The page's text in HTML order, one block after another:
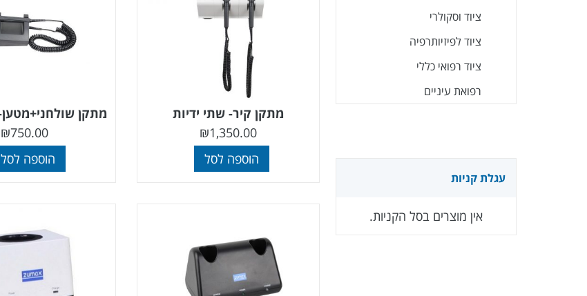
מתקן קיר- שתי ידיות
₪1,350.00
הוספה לסל
מתקן
₪750.00
הוספה לסל
ציוד וסקולרי
ציוד לפיזיותרפיה
ציוד רפואי כללי
רפואת עיניים
עגלת קניות
אין מוצרים בסל הקניות.